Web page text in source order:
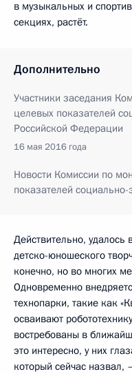
в музыкальных и
секциях, растёт.
Дополнительно
Участники заседания
целевых показателей
Российской Федерации
16 мая 2016 года
Новости Комиссии по
показателей
Действительно, удалось
детско-юношеского
конечно, но во многих
Одновременно
технопарки, такие как
осваивают
востребованы в
это интересно, у них
который сейчас назвал,